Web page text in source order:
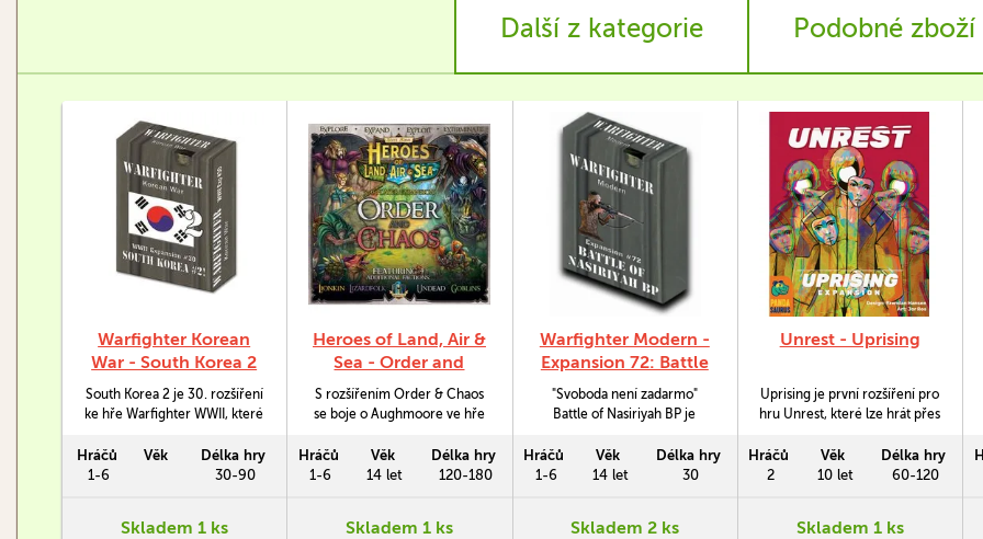
Další z kategorie Podobné zboží
Warfighter Korean
War - South Korea 2
South Korea 2 je 30. rozšíření
ke hře Warfighter WWII, které
56 dalších karet.
Hráčů
1-6
Věk
Délka hry
30-90
Skladem 1 ks
Heroes of Land, Air &
Sea - Order and
Chaos
S rozšířením Order & Chaos
se boje o Aughmoore ve hře
rozšíří o statečný rod lvů,
děsuplné nemrtvé a další.
Hráčů
1-6
Věk
14 let
Délka hry
120-180
Skladem 1 ks
Warfighter Modern -
Expansion 72: Battle
of Nasiriyah BP
"Svoboda není zadarmo"
Battle of Nasiriyah BP je
Warfighter Modern, které se
zaměřuje na bitvu mezi
Hráčů
1-6
Věk
14 let
Délka hry
30
Skladem 2 ks
Unrest - Uprising
Uprising je první rozšíření pro
hru Unrest, které lze hrát přes
Rebelů, tak Impéria uvádí
nové zajímavé hratelnostní
Hráčů
2
Věk
10 let
Délka hry
60-120
Skladem 1 ks